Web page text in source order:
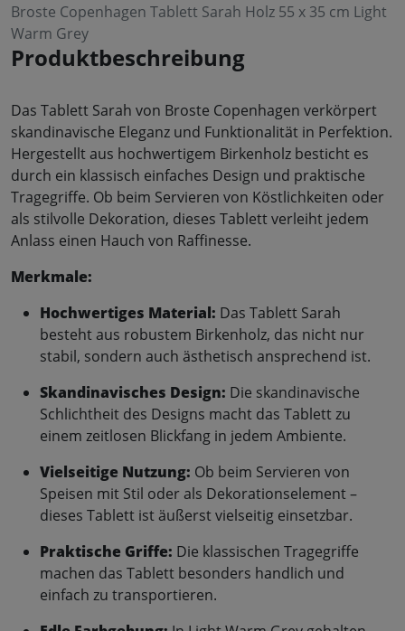
Broste Copenhagen Tablett Sarah Holz 55 x 35 cm Light
Warm Grey
Produktbeschreibung
Das Tablett Sarah von Broste Copenhagen verkörpert
skandinavische Eleganz und Funktionalität in Perfektion.
Hergestellt aus hochwertigem Birkenholz besticht es
durch ein klassisch einfaches Design und praktische
Tragegriffe. Ob beim Servieren von Köstlichkeiten oder
als stilvolle Dekoration, dieses Tablett verleiht jedem
Anlass einen Hauch von Raffinesse.
Merkmale:
Hochwertiges Material: Das Tablett Sarah
besteht aus robustem Birkenholz, das nicht nur
stabil, sondern auch ästhetisch ansprechend ist.
Skandinavisches Design: Die skandinavische
Schlichtheit des Designs macht das Tablett zu
einem zeitlosen Blickfang in jedem Ambiente.
Vielseitige Nutzung: Ob beim Servieren von
Speisen mit Stil oder als Dekorationselement –
dieses Tablett ist äußerst vielseitig einsetzbar.
Praktische Griffe: Die klassischen Tragegriffe
machen das Tablett besonders handlich und
einfach zu transportieren.